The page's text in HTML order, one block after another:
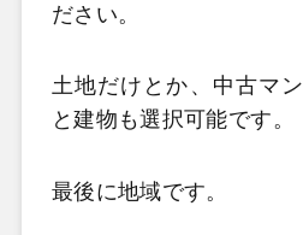
ださい。
土地だけとか、中古マ
と建物も選択可能です。
最後に地域です。